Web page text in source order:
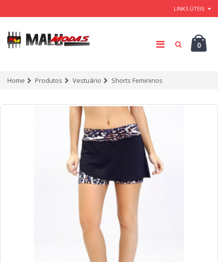
LINKS ÚTEIS
0
Home Produtos Vestuário Shorts Femininos